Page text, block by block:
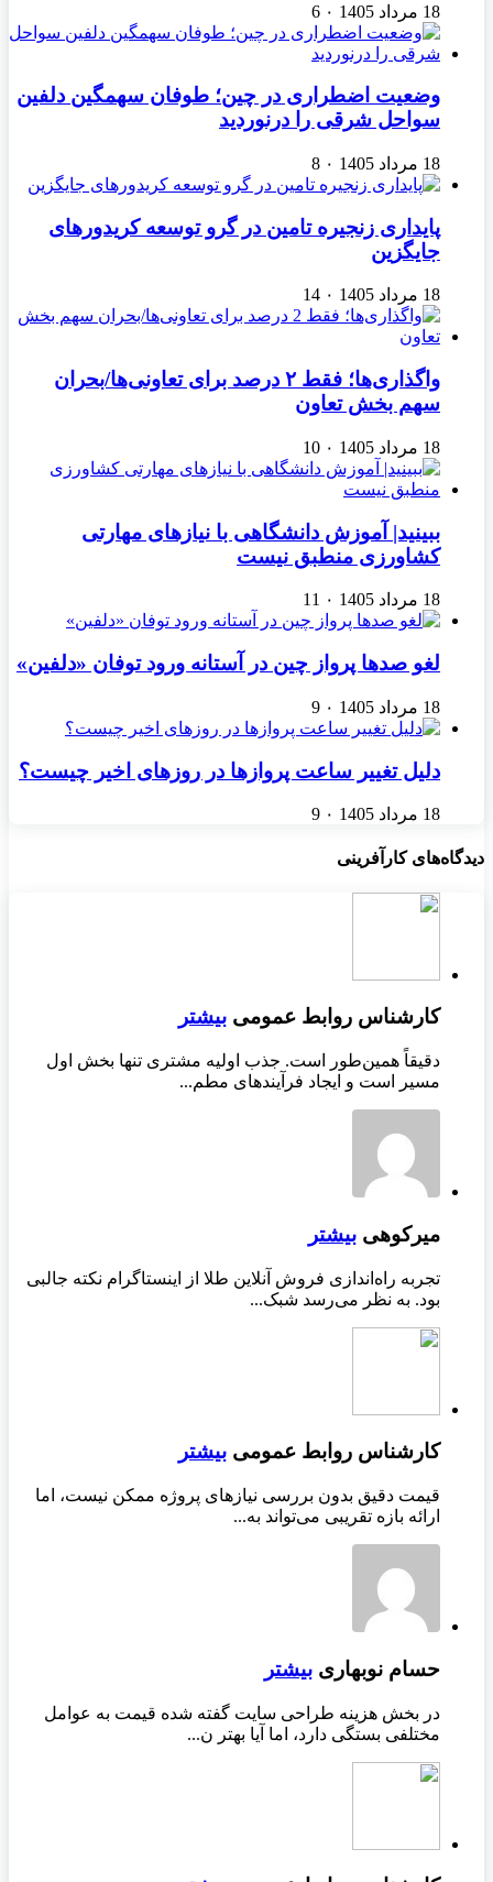
18 مرداد 1405 ۰ 6
وضعیت اضطراری در چین؛ طوفان سهمگین دلفین
سواحل شرقی را درنوردید
18 مرداد 1405 ۰ 8
پایداری زنجیره تامین در گرو توسعه کریدورهای
جایگزین
18 مرداد 1405 ۰ 14
واگذاری‌ها؛ فقط ۲ درصد برای تعاونی‌ها/بحران
سهم بخش تعاون
18 مرداد 1405 ۰ 10
ببینید| آموزش دانشگاهی با نیازهای مهارتی
کشاورزی منطبق نیست
18 مرداد 1405 ۰ 11
لغو صدها پرواز چین در آستانه ورود توفان «دلفین»
18 مرداد 1405 ۰ 9
دلیل تغییر ساعت پروازها در روزهای اخیر چیست؟
18 مرداد 1405 ۰ 9
دیدگاه‌های کارآفرینی
کارشناس روابط عمومی بیشتر
دقیقاً همین‌طور است. جذب اولیه مشتری تنها بخش اول
مسیر است و ایجاد فرآیندهای مطم...
میرکوهی بیشتر
تجربه راه‌اندازی فروش آنلاین طلا از اینستاگرام نکته جالبی
بود. به نظر می‌رسد شبک...
کارشناس روابط عمومی بیشتر
قیمت دقیق بدون بررسی نیازهای پروژه ممکن نیست، اما
ارائه بازه تقریبی می‌تواند به...
حسام نوبهاری بیشتر
در بخش هزینه طراحی سایت گفته شده قیمت به عوامل
مختلفی بستگی دارد، اما آیا بهتر ن...